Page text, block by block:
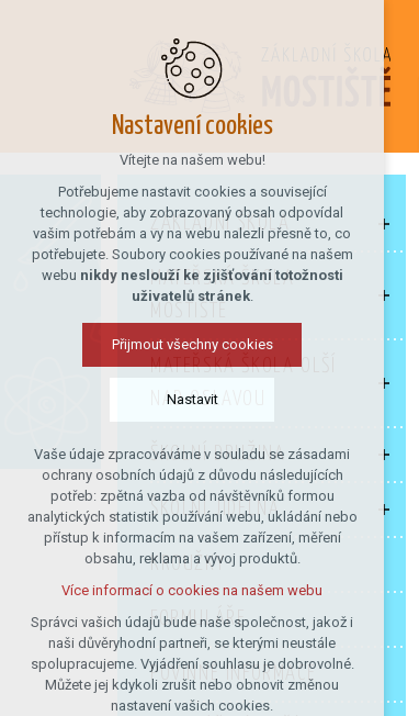
ZÁKLADNÍ ŠKOLA
MATEŘSKÁ ŠKOLA
MATEŘSKÁ ŠKOLA OLŠÍ
NAD OSLAVOU
ŠKOLNÍ DRUŽINA
ŠKOLNÍ JÍDELNA
KROUŽKY
FORMULÁŘE
POVINNÉ INFORMACE
Nastavení cookies
Vítejte na našem webu!
Potřebujeme nastavit cookies a související
technologie, aby zobrazovaný obsah odpovídal
vašim potřebám a vy na webu nalezli přesně to, co
potřebujete. Soubory cookies používané na našem
webu nikdy neslouží ke zjišťování totožnosti
uživatelů stránek.
Přijmout všechny cookies
Nastavit
Technická cookies
nutná pro provozování webu
udržení kontextu stránek (session):
případná přihlášení, volby jazyka, apod.
Volitelná cookies
analytická pro anonymizované
vyhodnocení návštěvnosti
marketingová cookies (Google)
Více informací o cookies na našem webu
Vaše údaje zpracováváme v souladu se zásadami
ochrany osobních údajů z důvodu následujících
potřeb: zpětná vazba od návštěvníků formou
analytických statistik používání webu, ukládání nebo
přístup k informacím na vašem zařízení, měření
obsahu, reklama a vývoj produktů.
Více informací o cookies na našem webu
Správci vašich údajů bude naše společnost, jakož i
naši důvěryhodní partneři, se kterými neustále
spolupracujeme. Vyjádření souhlasu je dobrovolné.
Můžete jej kdykoli zrušit nebo obnovit změnou
nastavení vašich cookies.